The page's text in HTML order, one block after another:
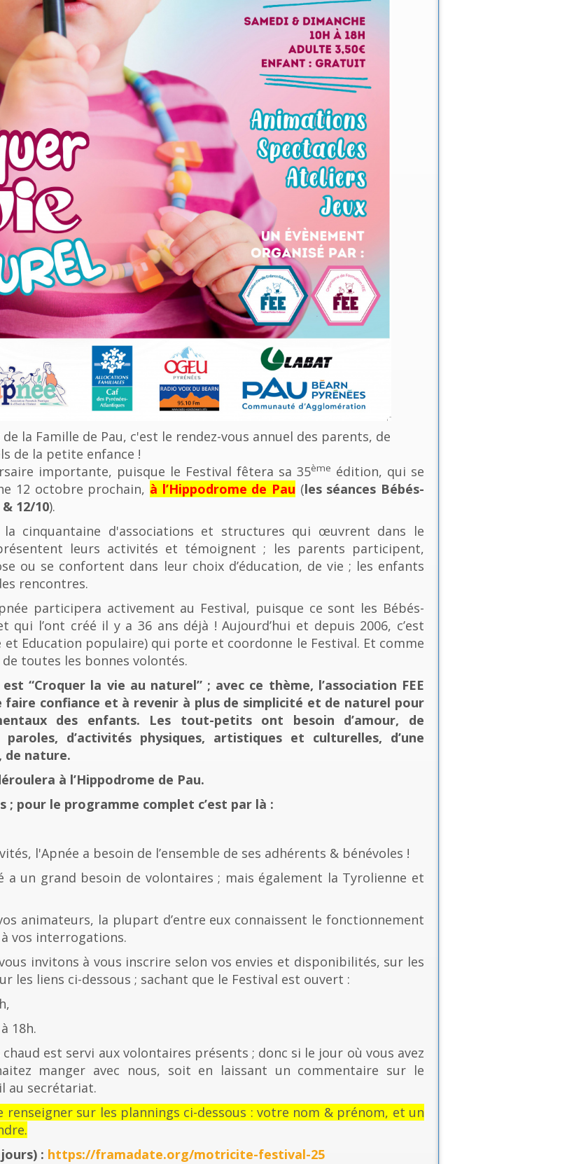
la Famille de Pau, c'est le rendez-vous annuel des parents, de
de la petite enfance !
importante, puisque le Festival fêtera sa 35ème édition, qui se
12 octobre prochain, à l’Hippodrome de Pau (les séances Bébés-
12/10).
cinquantaine d'associations et structures qui œuvrent dans le
leurs activités et témoignent ; les parents participent,
ou se confortent dans leur choix d’éducation, de vie ; les enfants
rencontres.
participera activement au Festival, puisque ce sont les Bébés-
qui l’ont créé il y a 36 ans déjà ! Aujourd’hui et depuis 2006, c’est
et Education populaire) qui porte et coordonne le Festival. Et comme
toutes les bonnes volontés.
“Croquer la vie au naturel” ; avec ce thème, l’association FEE
confiance et à revenir à plus de simplicité et de naturel pour
des enfants. Les tout-petits ont besoin d’amour, de
d’activités physiques, artistiques et culturelles, d’une
de nature.
à l’Hippodrome de Pau.
; pour le programme complet c’est par là :
l'Apnée a besoin de l’ensemble de ses adhérents & bénévoles !
a un grand besoin de volontaires ; mais également la Tyrolienne et
animateurs, la plupart d’entre eux connaissent le fonctionnement
vos interrogations.
invitons à vous inscrire selon vos envies et disponibilités, sur les
les liens ci-dessous ; sachant que le Festival est ouvert :
18h.
est servi aux volontaires présents ; donc si le jour où vous avez
manger avec nous, soit en laissant un commentaire sur le
au secrétariat.
renseigner sur les plannings ci-dessous : votre nom & prénom, et un
: https://framadate.org/motricite-festival-25